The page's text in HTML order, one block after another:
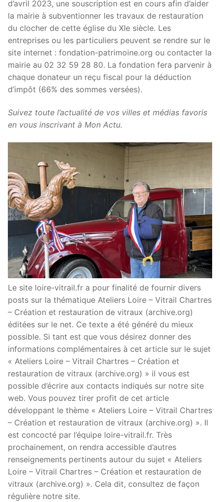
d’avril 2023, une souscription est en cours afin d’aider
la mairie à subventionner les travaux de restauration
du clocher de cette église du XIe siècle. Les
entreprises ou les particuliers peuvent se rendre sur le
site internet : fondation-patrimoine.org ou contacter la
mairie au 02 32 59 28 80. La fondation fera parvenir à
chaque donateur un reçu fiscal pour la déduction
d’impôt (66% des sommes versées).
Suivez toute l’actualité de vos villes et médias favoris
en vous inscrivant à Mon Actu.
Le site loire-vitrail.fr a pour finalité de fournir divers
posts sur la thématique Ateliers Loire – Vitrail Chartres
– Création et restauration de vitraux (archive.org)
éditées sur le net. Ce texte a été généré du mieux
possible. Si tant est que vous désirez donner des
informations complémentaires à cet article sur le sujet
« Ateliers Loire – Vitrail Chartres – Création et
restauration de vitraux (archive.org) » il vous est
possible d’écrire aux contacts indiqués sur notre site
web. Vous pouvez tirer profit de cet article
développant le thème « Ateliers Loire – Vitrail Chartres
– Création et restauration de vitraux (archive.org) ». Il
est concocté par l’équipe loire-vitrail.fr. Très
prochainement, on rendra accessible d’autres
renseignements pertinents autour du sujet « Ateliers
Loire – Vitrail Chartres – Création et restauration de
vitraux (archive.org) ». Cela dit, consultez de façon
régulière notre site.